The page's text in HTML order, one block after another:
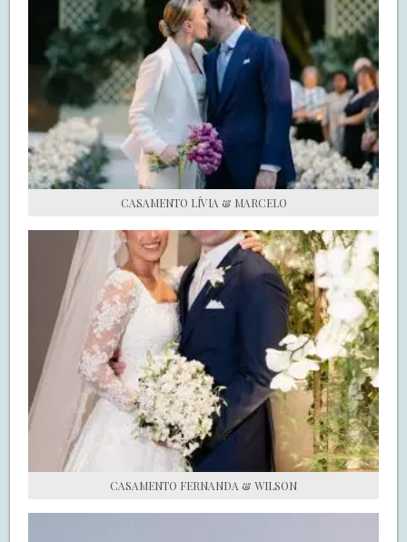
COZINHA
DECORAÇÃO
DE NOIVA PRA NOIVA
S.O.S CASADAS
FALE COM O SAY I DO
CASAMENTO LÍVIA & MARCELO
CASAMENTO FERNANDA & WILSON